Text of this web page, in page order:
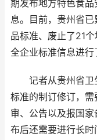
期发布地方特色食
息。目前，贵州省
品标准、废止了21
全企业标准信息进行
记者从贵州省卫
标准的制订修订，
审、公告以及报国
布后还需要进行长